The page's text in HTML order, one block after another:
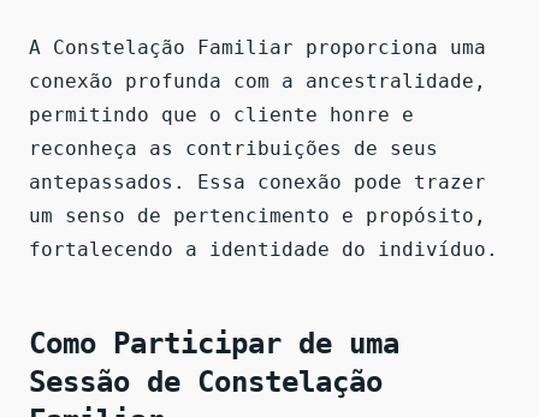
A Constelação Familiar proporciona uma
conexão profunda com a ancestralidade,
permitindo que o cliente honre e
reconheça as contribuições de seus
antepassados. Essa conexão pode trazer
um senso de pertencimento e propósito,
fortalecendo a identidade do indivíduo.
Como Participar de uma
Sessão de Constelação